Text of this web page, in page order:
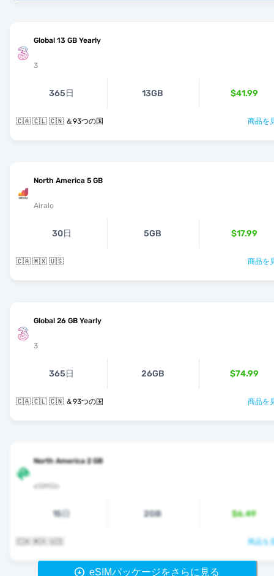
Global 13 GB Yearly
3
365日 13GB $41.99
🇨🇦 🇨🇱 🇨🇳 ＆93つの国 商品を
North America 5 GB
Airalo
30日 5GB $17.99
🇨🇦 🇲🇽 🇺🇸 商品を
Global 26 GB Yearly
3
365日 26GB $74.99
🇨🇦 🇨🇱 🇨🇳 ＆93つの国 商品を
North America 2 GB
eSIMGo
15日 2GB $6.49
🇨🇦 🇲🇽 🇺🇸 商品を
eSIMパッケージをさらに見る